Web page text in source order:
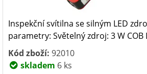
Inspekční svítilna se silným LED
parametry: Světelný zdroj: 3 W COB
Kód zboží: 92010
skladem 6 ks